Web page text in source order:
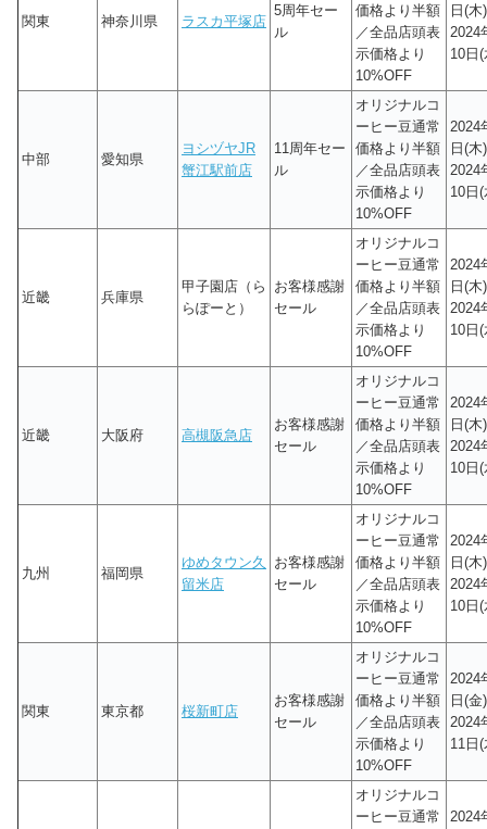
関東 神奈川県 ラスカ平塚店
5周年セー
ル
価格より半額
／全品店頭表
示価格より
10%OFF
日(木
2024
10日(
中部 愛知県
ヨシヅヤJR
蟹江駅前店
11周年セー
ル
オリジナルコ
ーヒー豆通常
価格より半額
／全品店頭表
示価格より
10%OFF
2024
日(木
2024
10日(
近畿 兵庫県
甲子園店（ら
らぽーと）
お客様感謝
セール
オリジナルコ
ーヒー豆通常
価格より半額
／全品店頭表
示価格より
10%OFF
2024
日(木
2024
10日(
近畿 大阪府 高槻阪急店
お客様感謝
セール
オリジナルコ
ーヒー豆通常
価格より半額
／全品店頭表
示価格より
10%OFF
2024
日(木
2024
10日(
九州 福岡県
ゆめタウン久
留米店
お客様感謝
セール
オリジナルコ
ーヒー豆通常
価格より半額
／全品店頭表
示価格より
10%OFF
2024
日(木
2024
10日(
関東 東京都 桜新町店
お客様感謝
セール
オリジナルコ
ーヒー豆通常
価格より半額
／全品店頭表
示価格より
10%OFF
2024
日(金
2024
11日(
オリジナルコ
ーヒー豆通常
2024